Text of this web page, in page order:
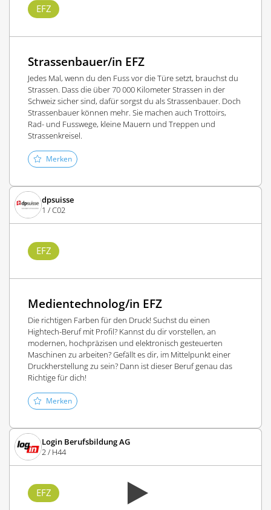
EFZ
Strassenbauer/in EFZ
Jedes Mal, wenn du den Fuss vor die Türe setzt, brauchst du
Strassen. Dass die über 70 000 Kilometer Strassen in der
Schweiz sicher sind, dafür sorgst du als Strassenbauer. Doch
Strassenbauer können mehr. Sie machen auch Trottoirs,
Rad- und Fusswege, kleine Mauern und Treppen und
Strassenkreisel.
Merken
dpsuisse
1 / C02
EFZ
Medientechnolog/in EFZ
Die richtigen Farben für den Druck! Suchst du einen
Hightech-Beruf mit Profil? Kannst du dir vorstellen, an
modernen, hochpräzisen und elektronisch gesteuerten
Maschinen zu arbeiten? Gefällt es dir, im Mittelpunkt einer
Druckherstellung zu sein? Dann ist dieser Beruf genau das
Richtige für dich!
Merken
Login Berufsbildung AG
2 / H44
EFZ